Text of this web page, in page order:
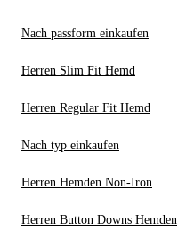
Nach passform einkaufen
Herren Slim Fit Hemd
Herren Regular Fit Hemd
Nach typ einkaufen
Herren Hemden Non-Iron
Herren Button Downs Hemden